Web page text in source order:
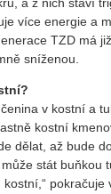
více energie a
TZD má
sníženou.
v kostní a
kostní
dělat, až bude
stát buňkou
pokračuje